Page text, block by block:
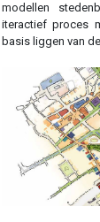
modellen
iteractief proces
basis liggen van
Previous